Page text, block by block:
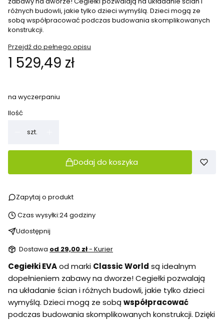
różnych budowli, jakie tylko dzieci wymyślą. Dzieci mogą ze
sobą współpracować podczas budowania skomplikowanych
konstrukcji.
Przejdź do pełnego opisu
Cena
1 529,49 zł
na wyczerpaniu
Ilość
szt.
Dodaj do koszyka
Zapytaj o produkt
Czas wysyłki:24 godziny
Udostępnij
Dostawa od 29,00 zł- Kurier
Cegiełki EVAod marki Classic World są idealnym
dopełnieniem zabawy na dworze! Cegiełki pozwalają
na układanie ścian i różnych budowli, jakie tylko dzieci
wymyślą. Dzieci mogą ze sobą współpracować
podczas budowania skomplikowanych konstrukcji. Dzięki